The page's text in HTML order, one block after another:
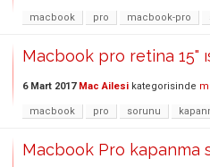
macbook pro macbook-pro
Macbook pro retina 15"
6 Mart 2017 Mac Ailesi kategorisinde
macbook pro sorunu
Macbook Pro kapanma